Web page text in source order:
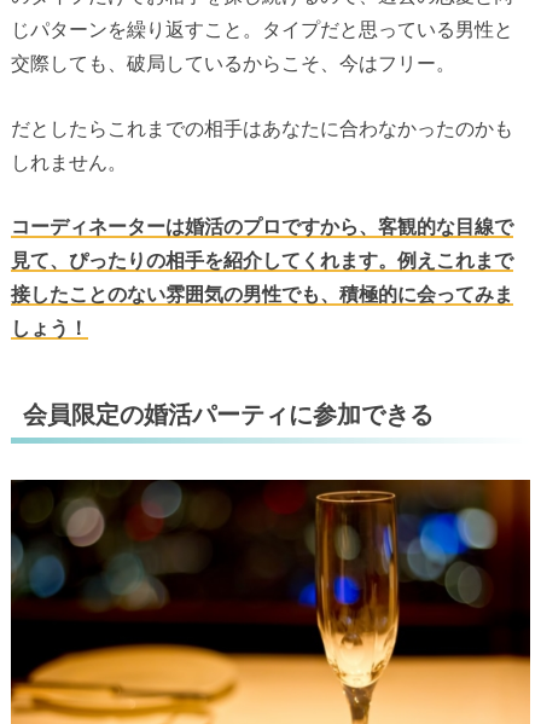
じパターンを繰り返すこと。タイプだと思っている男性と
交際しても、破局しているからこそ、今はフリー。
だとしたらこれまでの相手はあなたに合わなかったのかも
しれません。
コーディネーターは婚活のプロですから、客観的な目線で
見て、ぴったりの相手を紹介してくれます。例えこれまで
接したことのない雰囲気の男性でも、積極的に会ってみま
しょう！
会員限定の婚活パーティに参加できる